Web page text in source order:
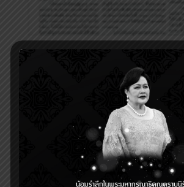
Related posts